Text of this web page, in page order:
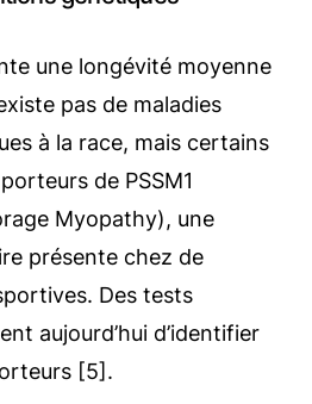
une longévité moyenne
pas de maladies
à la race, mais certains
de PSSM1
Myopathy), une
présente chez de
Des tests
aujourd’hui d’identifier
[5].